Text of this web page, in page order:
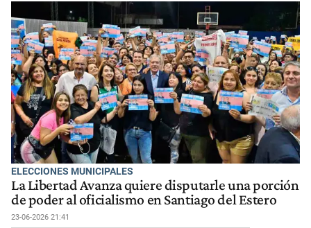
ELECCIONES MUNICIPALES
La Libertad Avanza quiere disputarle una porción
de poder al oficialismo en Santiago del Estero
23-06-2026 21:41